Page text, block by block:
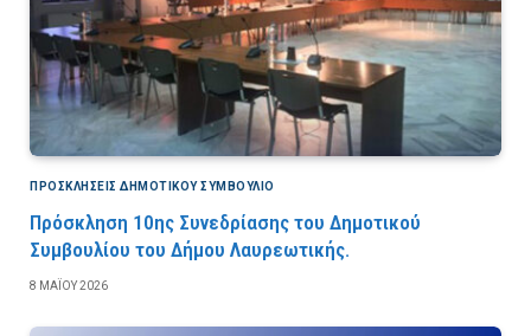
ΠΡΟΣΚΛΉΣΕΙΣ ΔΗΜΟΤΙΚΟΎ ΣΥΜΒΟΎΛΙΟ
Πρόσκληση 10ης Συνεδρίασης του Δημοτικού
Συμβουλίου του Δήμου Λαυρεωτικής.
8 ΜΑΪ́ΟΥ 2026